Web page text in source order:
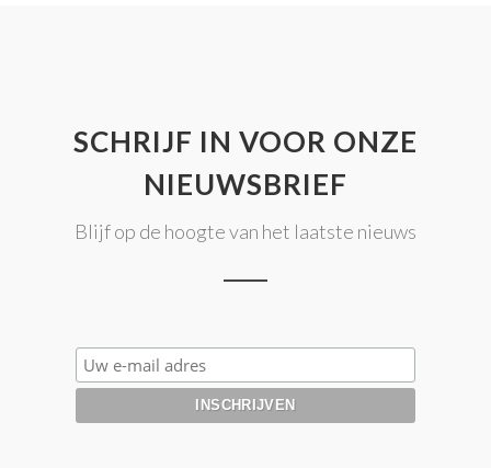
SCHRIJF IN VOOR ONZE
NIEUWSBRIEF
Blijf op de hoogte van het laatste nieuws